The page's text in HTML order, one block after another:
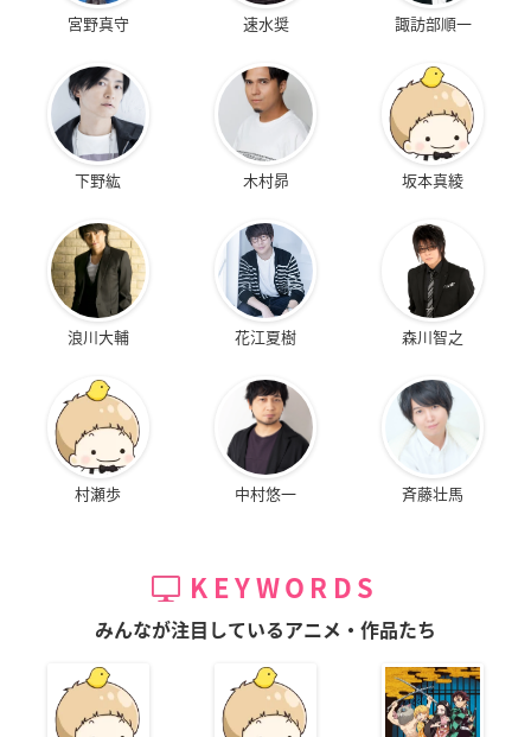
宮野真守 速水奨 諏訪部順一
下野紘 木村昴 坂本真綾
浪川大輔 花江夏樹 森川智之
村瀬歩 中村悠一 斉藤壮馬
KEYWORDS
みんなが注目しているアニメ・作品たち